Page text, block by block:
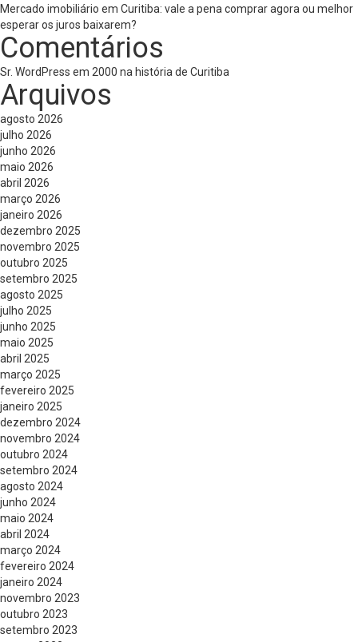
Mercado imobiliário em Curitiba: vale a pena comprar agora ou melhor
esperar os juros baixarem?
Comentários
Sr. WordPress em 2000 na história de Curitiba
Arquivos
agosto 2026
julho 2026
junho 2026
maio 2026
abril 2026
março 2026
janeiro 2026
dezembro 2025
novembro 2025
outubro 2025
setembro 2025
agosto 2025
julho 2025
junho 2025
maio 2025
abril 2025
março 2025
fevereiro 2025
janeiro 2025
dezembro 2024
novembro 2024
outubro 2024
setembro 2024
agosto 2024
junho 2024
maio 2024
abril 2024
março 2024
fevereiro 2024
janeiro 2024
novembro 2023
outubro 2023
setembro 2023